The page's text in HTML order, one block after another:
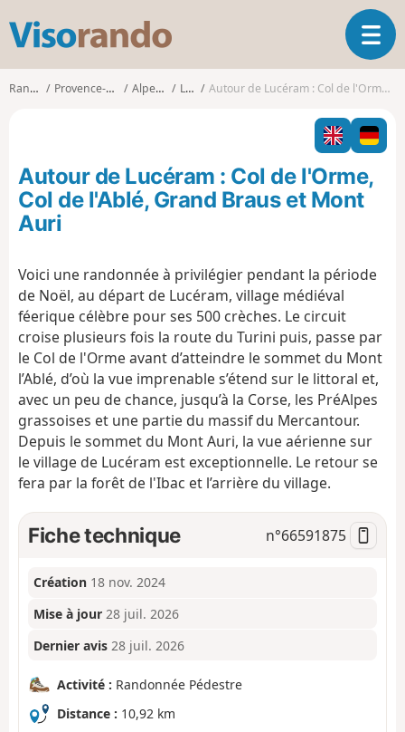
s
o
o
O
u
i
r
l
g
o
n
Randonnées Provence-Alpes-Côte d'Azur Alpes-Maritimes Lucéram Autour de Lucéram : Col de l'Orme, Col de l'Ablé, Grand Braus et Mont Auri
Autour de Lucéram : Col de l'Orme,
Col de l'Ablé, Grand Braus et Mont
Auri
Voici une randonnée à privilégier pendant la période
de Noël, au départ de Lucéram, village médiéval
féerique célèbre pour ses 500 crèches. Le circuit
croise plusieurs fois la route du Turini puis, passe par
le Col de l'Orme avant d’atteindre le sommet du Mont
l’Ablé, d’où la vue imprenable s’étend sur le littoral et,
avec un peu de chance, jusqu’à la Corse, les PréAlpes
grassoises et une partie du massif du Mercantour.
Depuis le sommet du Mont Auri, la vue aérienne sur
le village de Lucéram est exceptionnelle. Le retour se
fera par la forêt de l'Ibac et l’arrière du village.
Fiche technique n°66591875
Création 18 nov. 2024
Mise à jour 28 juil. 2026
Dernier avis 28 juil. 2026
Activité : Randonnée Pédestre
Distance : 10,92 km